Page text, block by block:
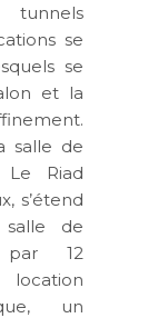
se
se
et la
salle de
Riad
s’étend
de
par 12
un